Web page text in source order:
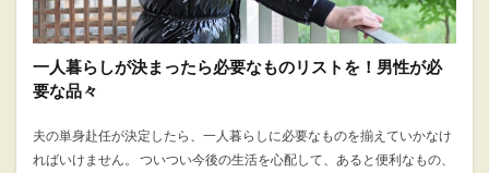
一人暮らしが決まったら必要なものリストを！男性が必
要な品々
夫の単身赴任が決定したら、一人暮らしに必要なものを揃えていかなけ
ればいけません。 ついつい今後の生活を心配して、あると便利なもの、